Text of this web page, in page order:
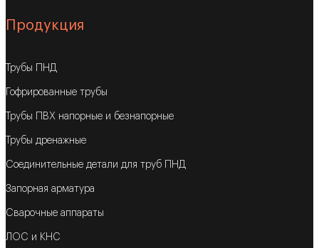
Продукция
Трубы ПНД
Гофрированные трубы
Трубы ПВХ напорные и безнапорные
Трубы дренажные
Соединительные детали для труб ПНД
Запорная арматура
Сварочные аппараты
ЛОС и КНС